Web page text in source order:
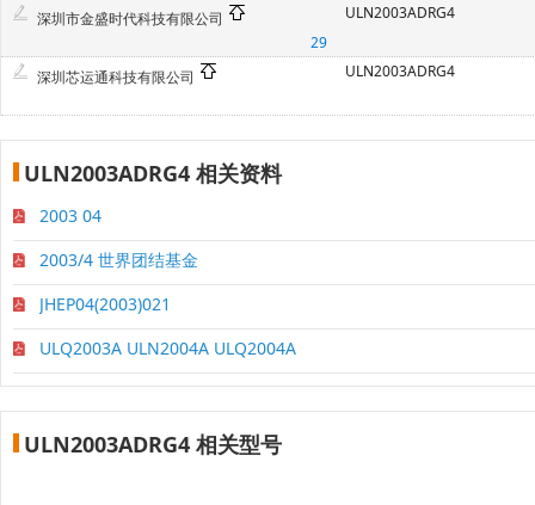
深圳市金盛时代科技有限公司
29
ULN2003ADRG4
深圳芯运通科技有限公司 ULN2003ADRG4
ULN2003ADRG4 相关资料
2003 04
2003/4 世界团结基金
JHEP04(2003)021
ULQ2003A ULN2004A ULQ2004A
ULN2003ADRG4 相关型号